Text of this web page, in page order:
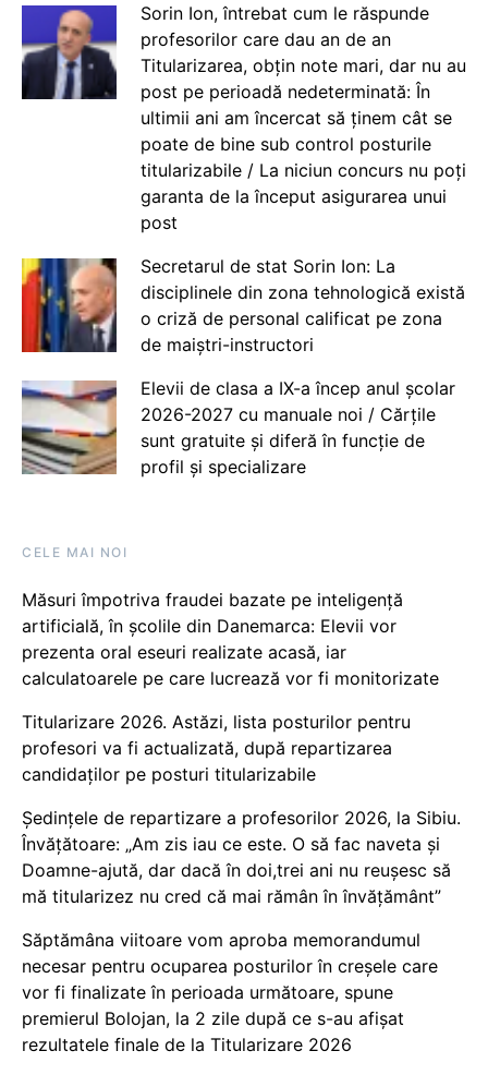
Sorin Ion, întrebat cum le răspunde
profesorilor care dau an de an
Titularizarea, obțin note mari, dar nu au
post pe perioadă nedeterminată: În
ultimii ani am încercat să ținem cât se
poate de bine sub control posturile
titularizabile / La niciun concurs nu poți
garanta de la început asigurarea unui
post
Secretarul de stat Sorin Ion: La
disciplinele din zona tehnologică există
o criză de personal calificat pe zona
de maiștri-instructori
Elevii de clasa a IX-a încep anul școlar
2026-2027 cu manuale noi / Cărțile
sunt gratuite și diferă în funcție de
profil și specializare
CELE MAI NOI
Măsuri împotriva fraudei bazate pe inteligență
artificială, în școlile din Danemarca: Elevii vor
prezenta oral eseuri realizate acasă, iar
calculatoarele pe care lucrează vor fi monitorizate
Titularizare 2026. Astăzi, lista posturilor pentru
profesori va fi actualizată, după repartizarea
candidaților pe posturi titularizabile
Ședințele de repartizare a profesorilor 2026, la Sibiu.
Învățătoare: „Am zis iau ce este. O să fac naveta și
Doamne-ajută, dar dacă în doi,trei ani nu reușesc să
mă titularizez nu cred că mai rămân în învățământ”
Săptămâna viitoare vom aproba memorandumul
necesar pentru ocuparea posturilor în creșele care
vor fi finalizate în perioada următoare, spune
premierul Bolojan, la 2 zile după ce s-au afișat
rezultatele finale de la Titularizare 2026